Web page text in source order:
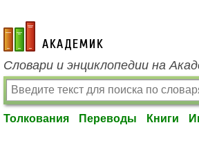
academic.ru
Словари и энциклопедии на
Толкования Переводы Книги